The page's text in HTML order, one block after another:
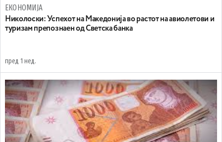
ЕКОНОМИЈА
Николоски: Успехот на Македонија во растот на авиолетови и
туризам препознаен од Светска банка
пред 1 нед.